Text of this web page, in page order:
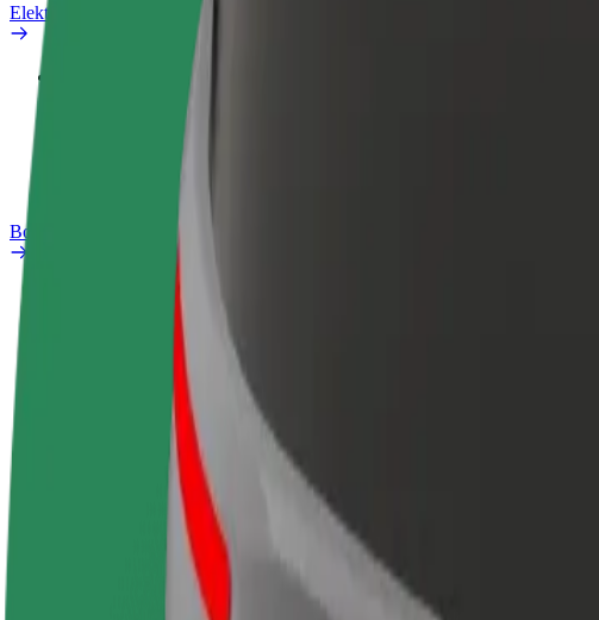
Električni bicikli
Sigurnosni laboratorij
Često postavljana pitanja
Bolt Plus
Kako se pridružiti
Često postavljana pitanja
Zarađuj po vlastitim
Postani dostavljač
Dostavljaj hranu i primaj tjedne
Kako doći od Intercambiador de Moncloa Isla 1 do Gran Vía